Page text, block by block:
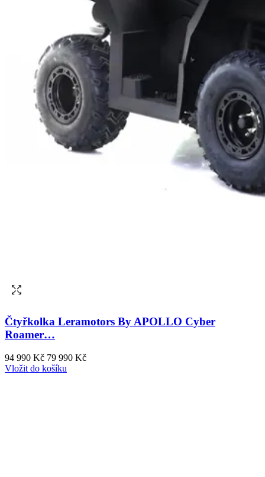
Čtyřkolka Leramotors By APOLLO Cyber
Roamer…
94 990 Kč 79 990 Kč
Vložit do košíku